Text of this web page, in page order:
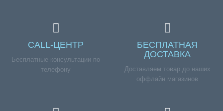
CALL-ЦЕНТР
Бесплатные консультации по
телефону
БЕСПЛАТНАЯ
ДОСТАВКА
Доставляем товар до наших
оффлайн магазинов